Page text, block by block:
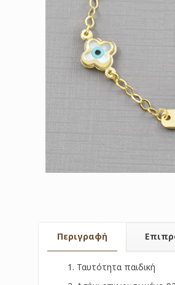
Περιγραφή
Ταυτότητα παιδική